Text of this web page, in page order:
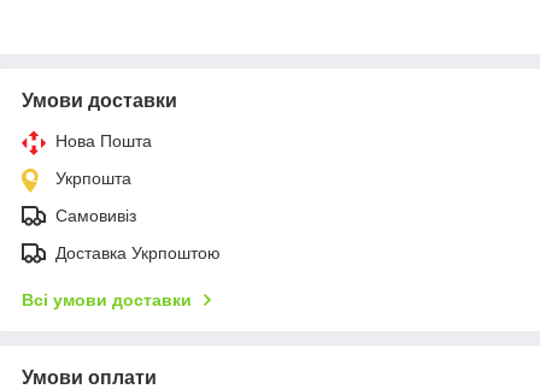
Умови доставки
Нова Пошта
Укрпошта
Самовивіз
Доставка Укрпоштою
Всі умови доставки
Умови оплати